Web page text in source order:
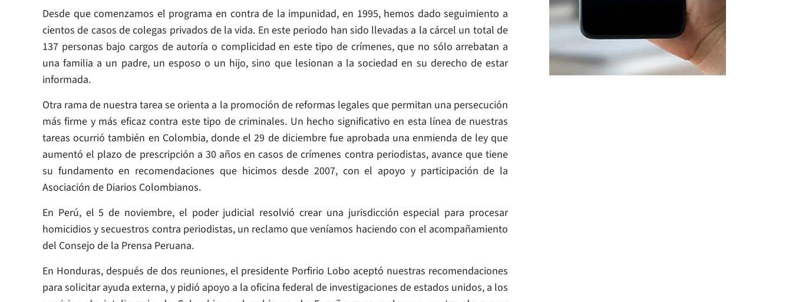
Desde que comenzamos el programa en contra de la impunidad, en 1995, hemos dado seguimiento a
cientos de casos de colegas privados de la vida. En este periodo han sido llevadas a la cárcel un total de
137 personas bajo cargos de autoría o complicidad en este tipo de crímenes, que no sólo arrebatan a
una familia a un padre, un esposo o un hijo, sino que lesionan a la sociedad en su derecho de estar
informada.
Otra rama de nuestra tarea se orienta a la promoción de reformas legales que permitan una persecución
más firme y más eficaz contra este tipo de criminales. Un hecho significativo en esta línea de nuestras
tareas ocurrió también en Colombia, donde el 29 de diciembre fue aprobada una enmienda de ley que
aumentó el plazo de prescripción a 30 años en casos de crímenes contra periodistas, avance que tiene
su fundamento en recomendaciones que hicimos desde 2007, con el apoyo y participación de la
Asociación de Diarios Colombianos.
En Perú, el 5 de noviembre, el poder judicial resolvió crear una jurisdicción especial para procesar
homicidios y secuestros contra periodistas, un reclamo que veníamos haciendo con el acompañamiento
del Consejo de la Prensa Peruana.
En Honduras, después de dos reuniones, el presidente Porfirio Lobo aceptó nuestras recomendaciones
para solicitar ayuda externa, y pidió apoyo a la oficina federal de investigaciones de estados unidos, a los